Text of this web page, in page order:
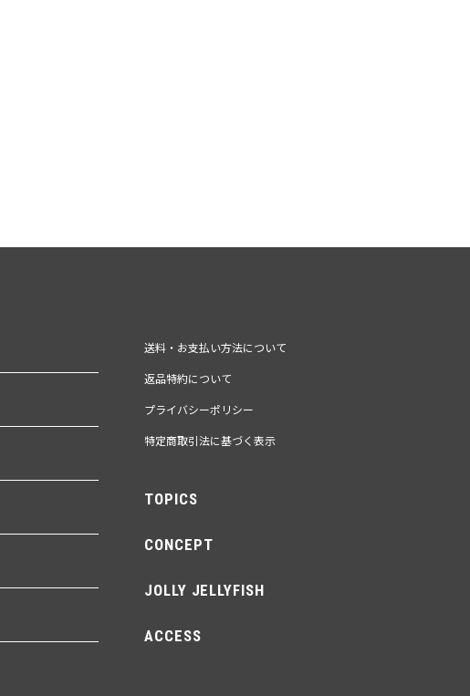
送料・お支払い方法について
返品特約について
プライバシーポリシー
特定商取引法に基づく表示
TOPICS
CONCEPT
JOLLY JELLYFISH
ACCESS